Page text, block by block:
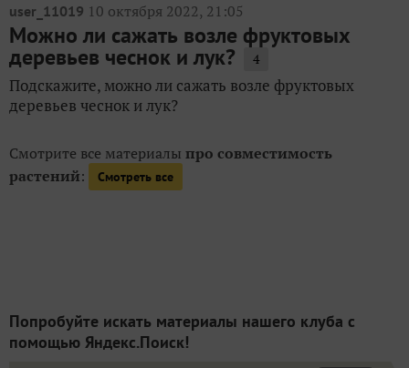
user_11019 10 октября 2022, 21:05
Можно ли сажать возле фруктовых
деревьев чеснок и лук? 4
Подскажите, можно ли сажать возле фруктовых
деревьев чеснок и лук?
Смотрите все материалы про совместимость
растений: Смотреть все
Попробуйте искать материалы нашего клуба с
помощью Яндекс.Поиск!